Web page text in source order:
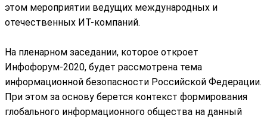
этом мероприятии ведущих международных и
отечественных ИТ-компаний.
На пленарном заседании, которое откроет
Инфофорум-2020, будет рассмотрена тема
информационной безопасности Российской Федерации.
При этом за основу берется контекст формирования
глобального информационного общества на данный